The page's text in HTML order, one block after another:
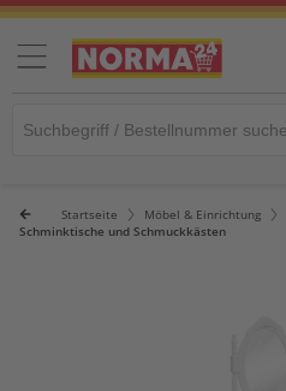
Startseite Möbel & Einrichtung
Schminktische und Schmuckkästen